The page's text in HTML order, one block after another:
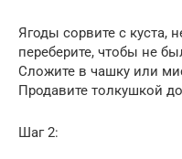
Ягоды сорвите с куста,
переберите, чтобы не
Сложите в чашку или
Продавите толкушкой
Шаг 2: